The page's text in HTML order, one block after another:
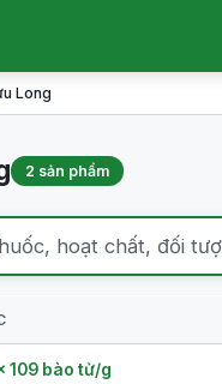
Long
2 sản phẩm
109 bào tử/g